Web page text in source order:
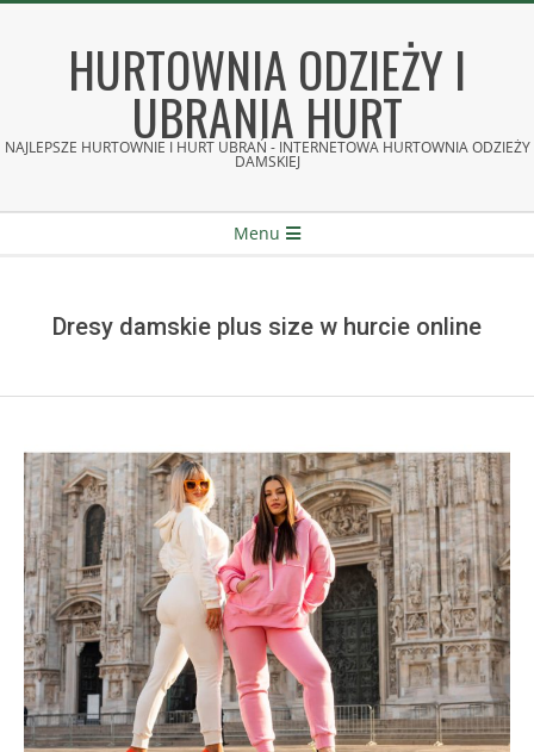
HURTOWNIA ODZIEŻY I
UBRANIA HURT
NAJLEPSZE HURTOWNIE I HURT UBRAŃ - INTERNETOWA HURTOWNIA ODZIEŻY
DAMSKIEJ
Menu
Dresy damskie plus size w hurcie online